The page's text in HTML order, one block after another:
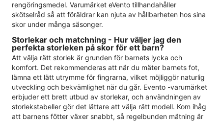
rengöringsmedel. Varumärket eVento tillhandahåller
skötselråd så att föräldrar kan njuta av hållbarheten hos sina
skor under många säsonger.
Storlekar och matchning - Hur väljer jag den
perfekta storleken på skor för ett barn?
Att välja rätt storlek är grunden för barnets lycka och
komfort. Det rekommenderas att när du mäter barnets fot,
lämna ett lätt utrymme för fingrarna, vilket möjliggör naturlig
utveckling och bekvämlighet när du går. Evento -varumärket
erbjuder ett brett utbud av storlekar, och användningen av
storlekstabeller gör det lättare att välja rätt modell. Kom ihåg
att barnens fötter växer snabbt, så regelbunden mätning är